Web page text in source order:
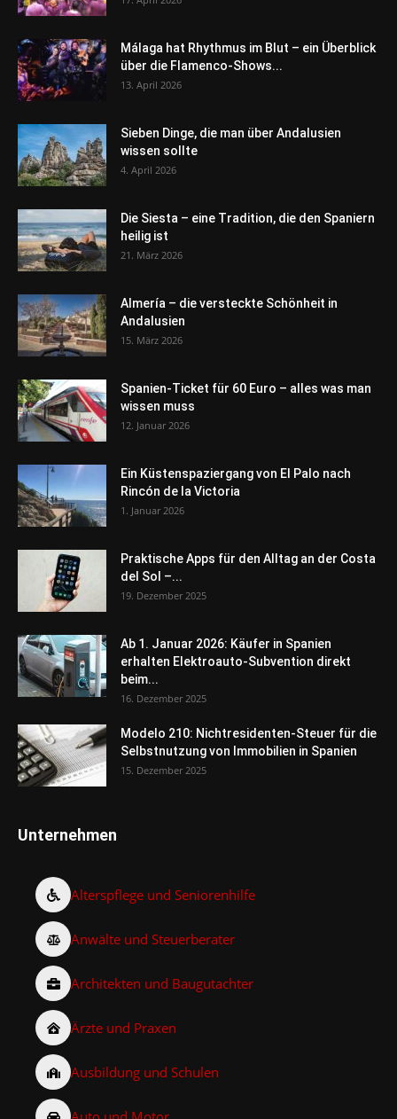
Málaga hat Rhythmus im Blut – ein Überblick
über die Flamenco-Shows...
13. April 2026
Sieben Dinge, die man über Andalusien
wissen sollte
4. April 2026
Die Siesta – eine Tradition, die den Spaniern
heilig ist
21. März 2026
Almería – die versteckte Schönheit in
Andalusien
15. März 2026
Spanien-Ticket für 60 Euro – alles was man
wissen muss
12. Januar 2026
Ein Küstenspaziergang von El Palo nach
Rincón de la Victoria
1. Januar 2026
Praktische Apps für den Alltag an der Costa
del Sol –...
19. Dezember 2025
Ab 1. Januar 2026: Käufer in Spanien
erhalten Elektroauto-Subvention direkt
beim...
16. Dezember 2025
Modelo 210: Nichtresidenten-Steuer für die
Selbstnutzung von Immobilien in Spanien
15. Dezember 2025
Unternehmen
Alterspflege und Seniorenhilfe
Anwälte und Steuerberater
Architekten und Baugutachter
Ärzte und Praxen
Ausbildung und Schulen